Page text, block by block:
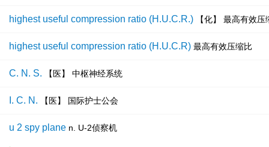
highest useful compression ratio (H.U.C.R.) 【化】 最高有效压
highest useful compression ratio (H.U.C.R) 最高有效压缩比
C. N. S. 【医】 中枢神经系统
I. C. N. 【医】 国际护士公会
u 2 spy plane n. U-2侦察机